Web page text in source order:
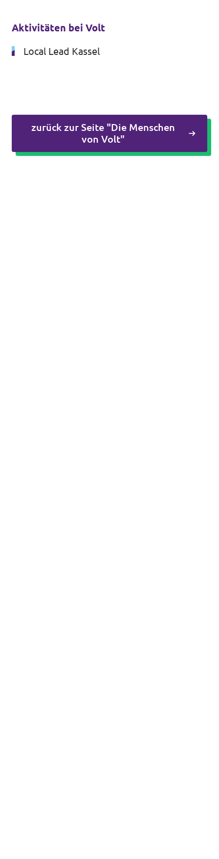
Impressum
Aktivitäten bei Volt
Local Lead Kassel
zurück zur Seite "Die Menschen
von Volt"